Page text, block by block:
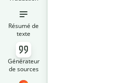
Résumé de
texte
Générateur
de sources